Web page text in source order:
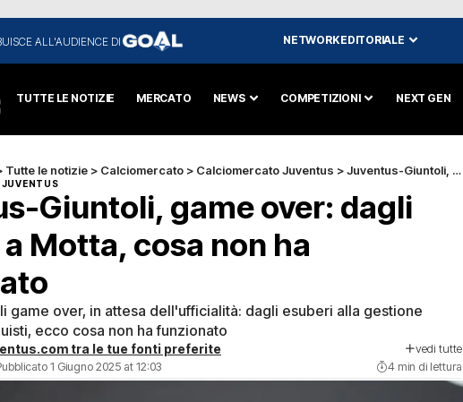
ALL'AUDIENCE DI NETWORK EDITORIALE
TUTTE LE NOTIZIE MERCATO NEWS COMPETIZIONI NEXT GEN
Tutte le notizie > Calciomercato > Calciomercato Juventus >Juventus-Giuntoli, game over: dagli esuberi a Motta, cosa non ha funzionato
Giuntoli, game over: dagli
Motta, cosa non ha
game over, in attesa dell'ufficialità: dagli esuberi alla gestione
ecco cosa non ha funzionato
tra le tue fonti preferite vedi tutte
1 Giugno 2025 at 12:03 4 min di lettura